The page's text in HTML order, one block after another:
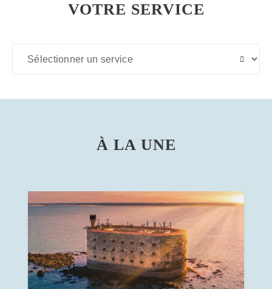
VOTRE SERVICE
À LA UNE